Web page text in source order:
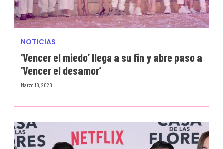
NOTICIAS
‘Vencer el miedo’ llega a su fin y abre paso a
‘Vencer el desamor’
Marzo 18, 2020